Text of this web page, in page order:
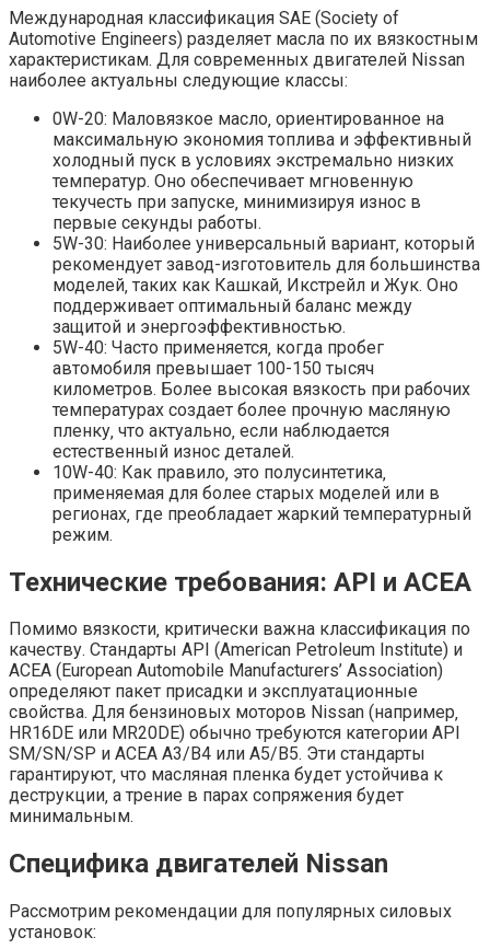
Международная классификация SAE (Society of
Automotive Engineers) разделяет масла по их вязкостным
характеристикам. Для современных двигателей Nissan
наиболее актуальны следующие классы:
0W-20: Маловязкое масло‚ ориентированное на
максимальную экономия топлива и эффективный
холодный пуск в условиях экстремально низких
температур. Оно обеспечивает мгновенную
текучесть при запуске‚ минимизируя износ в
первые секунды работы.
5W-30: Наиболее универсальный вариант‚ который
рекомендует завод-изготовитель для большинства
моделей‚ таких как Кашкай‚ Икстрейл и Жук. Оно
поддерживает оптимальный баланс между
защитой и энергоэффективностью.
5W-40: Часто применяется‚ когда пробег
автомобиля превышает 100-150 тысяч
километров. Более высокая вязкость при рабочих
температурах создает более прочную масляную
пленку‚ что актуально‚ если наблюдается
естественный износ деталей.
10W-40: Как правило‚ это полусинтетика‚
применяемая для более старых моделей или в
регионах‚ где преобладает жаркий температурный
режим.
Технические требования: API и ACEA
Помимо вязкости‚ критически важна классификация по
качеству. Стандарты API (American Petroleum Institute) и
ACEA (European Automobile Manufacturers’ Association)
определяют пакет присадки и эксплуатационные
свойства. Для бензиновых моторов Nissan (например‚
HR16DE или MR20DE) обычно требуются категории API
SM/SN/SP и ACEA A3/B4 или A5/B5. Эти стандарты
гарантируют‚ что масляная пленка будет устойчива к
деструкции‚ а трение в парах сопряжения будет
минимальным.
Специфика двигателей Nissan
Рассмотрим рекомендации для популярных силовых
установок: